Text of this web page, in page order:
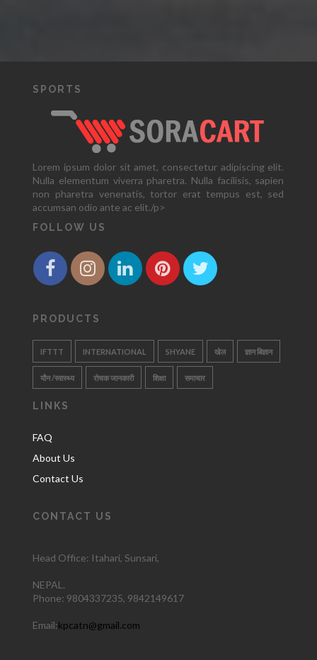
SPORTS
Lorem ipsum dolor sit amet, consectetur adipiscing elit.
Nulla elementum viverra pharetra. Nulla facilisis, sapien
non pharetra venenatis, tortor erat tempus est, sed
accumsan odio ante ac elit./p>
FOLLOW US
PRODUCTS
IFTTT INTERNATIONAL SHYANE खेल ज्ञान बिज्ञान
यौन /स्वास्थ्य रोचक जानकारी शिक्षा समाचार
LINKS
FAQ
About Us
Contact Us
CONTACT US
Head Office: Itahari, Sunsari,
NEPAL.
Phone: 9804337235, 9842149617
Email:kpcatn@gmail.com